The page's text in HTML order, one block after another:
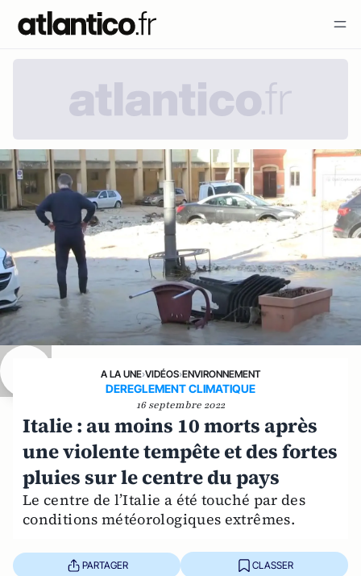
A LA UNE›VIDÉOS›ENVIRONNEMENT
DEREGLEMENT CLIMATIQUE
16 septembre 2022
Italie : au moins 10 morts après
une violente tempête et des fortes
pluies sur le centre du pays
Le centre de l’Italie a été touché par des
conditions météorologiques extrêmes.
PARTAGER CLASSER